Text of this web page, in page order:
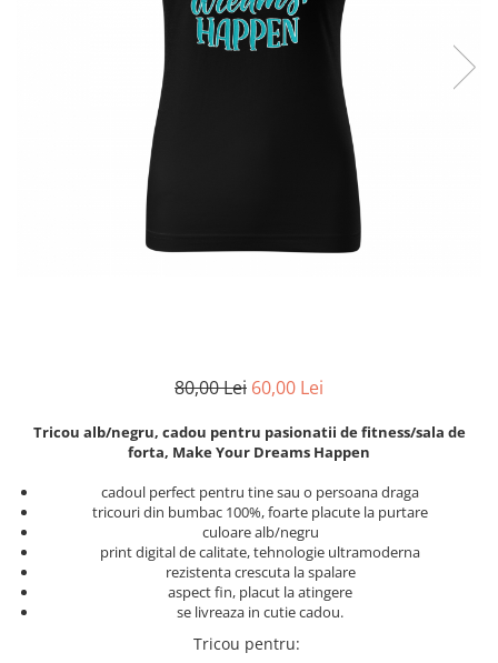
Tricouri pescari
Tricouri gameri
Tricouri music is life
Tricouri sporturi de iarna
Tricouri snowboard
Tricouri ski
80,00 Lei 60,00 Lei
Tricou alb/negru, cadou pentru pasionatii de fitness/sala de
forta, Make Your Dreams Happen
cadoul perfect pentru tine sau o persoana draga
tricouri din bumbac 100%, foarte placute la purtare
culoare alb/negru
print digital de calitate, tehnologie ultramoderna
rezistenta crescuta la spalare
aspect fin, placut la atingere
se livreaza in cutie cadou.
Tricou pentru: